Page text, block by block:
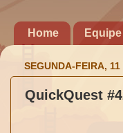
Home Equipe
SEGUNDA-FEIRA,
QuickQuest